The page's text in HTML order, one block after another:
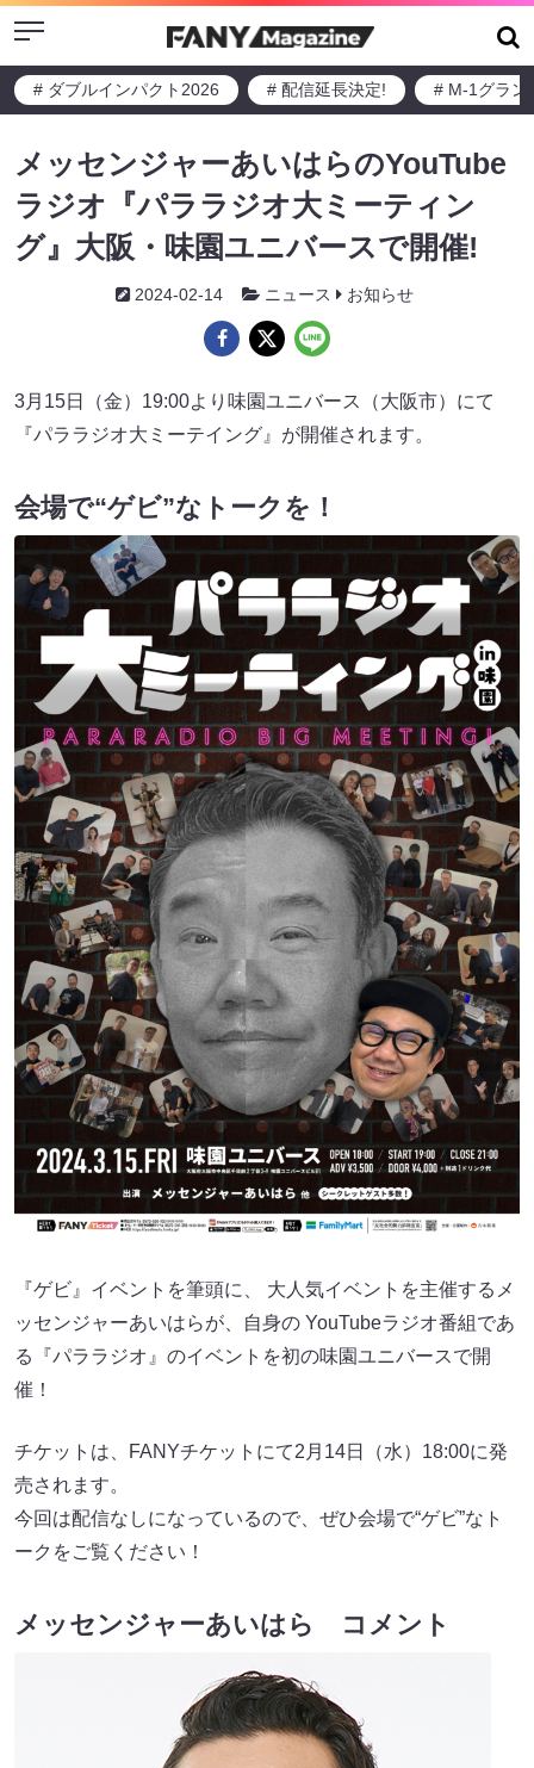
Menu
# ダブルインパクト2026 # 配信延長決定! # M-1グラン
メッセンジャーあいはらのYouTube
ラジオ『パララジオ大ミーティン
グ』大阪・味園ユニバースで開催!
2024-02-14 ニュース お知らせ
3月15日（金）19:00より味園ユニバース（大阪市）にて
『パララジオ大ミーテイング』が開催されます。
会場で“ゲビ”なトークを！
『ゲビ』イベントを筆頭に、 大人気イベントを主催するメ
ッセンジャーあいはらが、自身の YouTubeラジオ番組であ
る『パララジオ』のイベントを初の味園ユニバースで開
催！
チケットは、FANYチケットにて2月14日（水）18:00に発
売されます。
今回は配信なしになっているので、ぜひ会場で“ゲビ”なト
ークをご覧ください！
メッセンジャーあいはら コメント